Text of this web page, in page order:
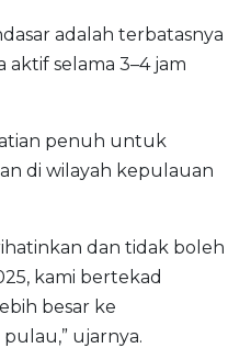
adalah terbatasnya
aktif selama 3–4 jam
penuh untuk
di wilayah kepulauan
dan tidak boleh
kami bertekad
besar ke
ujarnya.